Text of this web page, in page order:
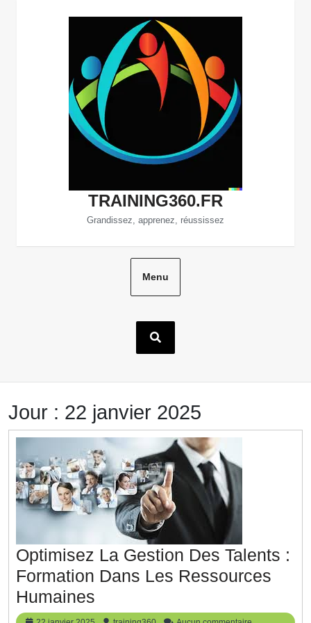
TRAINING360.FR
Grandissez, apprenez, réussissez
Menu
Jour : 22 janvier 2025
Optimisez La Gestion Des Talents :
Formation Dans Les Ressources
Humaines
La